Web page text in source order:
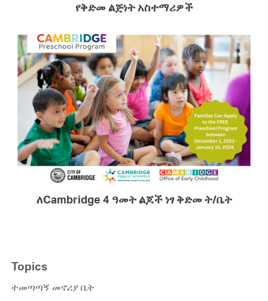
የቅድመ ልጅነት አስተማሪዎች
ለCambridge 4 ዓመት ልጆች ነፃ ቅድመ ት/ቤት
Topics
ተመጣጣኝ መኖሪያ ቤት